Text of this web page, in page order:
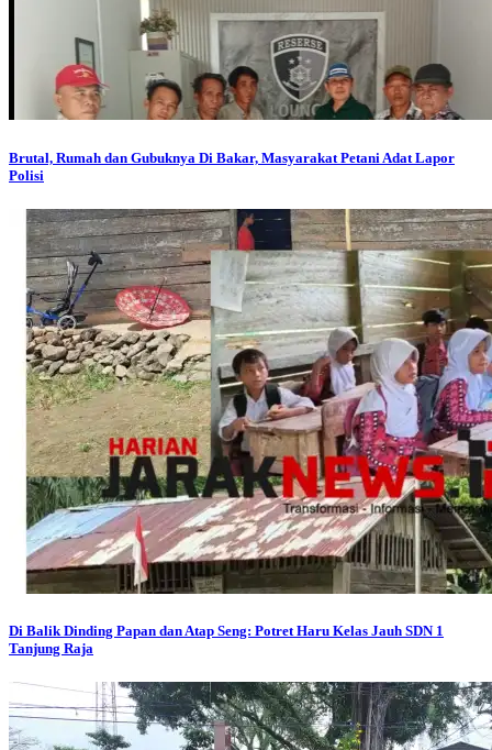
Brutal, Rumah dan Gubuknya Di Bakar, Masyarakat Petani Adat Lapor
Polisi
Di Balik Dinding Papan dan Atap Seng: Potret Haru Kelas Jauh SDN 1
Tanjung Raja